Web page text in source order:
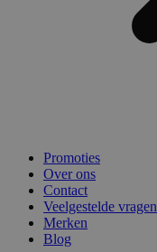
Promoties
Over ons
Contact
Veelgestelde vragen
Merken
Blog